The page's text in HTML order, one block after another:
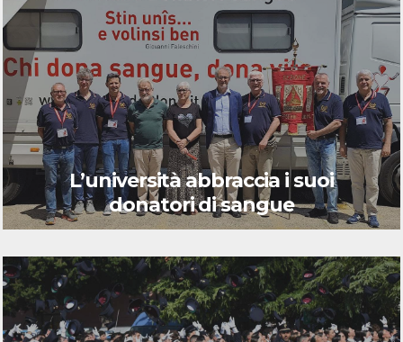
L’università abbraccia i suoi
donatori di sangue